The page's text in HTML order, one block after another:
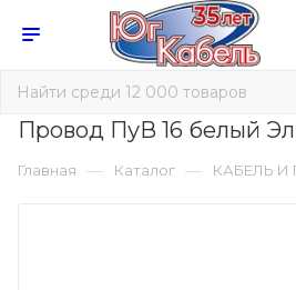
Провод ПуВ 16 белый
Главная — Каталог — КАБЕЛЬ